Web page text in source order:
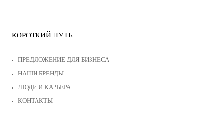
КОРОТКИЙ ПУТЬ
ПРЕДЛОЖЕНИЕ ДЛЯ БИЗНЕСА
НАШИ БРЕНДЫ
ЛЮДИ И КАРЬЕРА
КОНТАКТЫ